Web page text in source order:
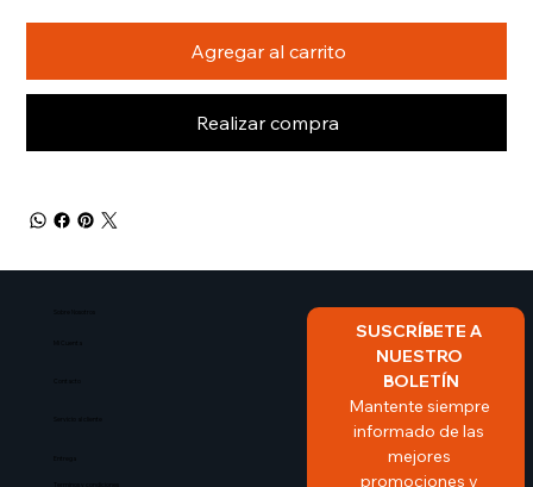
Agregar al carrito
Realizar compra
Mi Cuenta
Contacto
Entrega
SUSCRÍBETE A
NUESTRO
BOLETÍN
Mantente siempre
informado de las
mejores
promociones y